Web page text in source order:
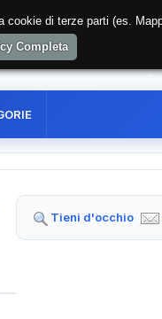
UTENTE
Tieni d'occhio
di terze parti (es.
Completa